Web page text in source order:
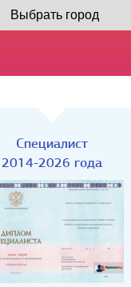
Специалист
2014-2026 года